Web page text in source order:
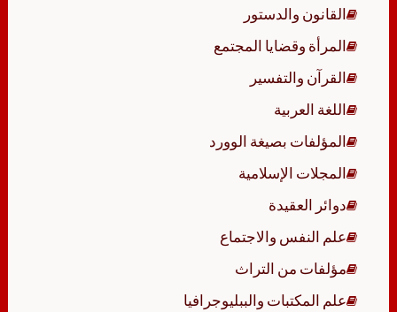
القانون والدستور
المرأة وقضايا المجتمع
القرآن والتفسير
اللغة العربية
المؤلفات بصيغة الوورد
المجلات الإسلامية
دوائر العقيدة
علم النفس والاجتماع
مؤلفات من التراث
علم المكتبات والببليوجرافيا